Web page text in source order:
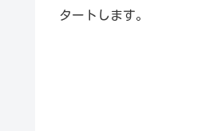
タートします。